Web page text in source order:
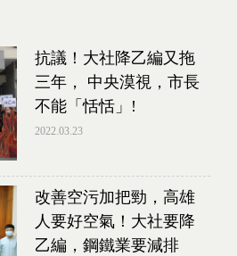
抗議！大社降乙編又拖
三年， 中央漠視，市長
不能「恬恬」!
2022.03.23
改善空污加把勁，高雄
人要好空氣！大社要降
乙編，鋼鐵業要減排